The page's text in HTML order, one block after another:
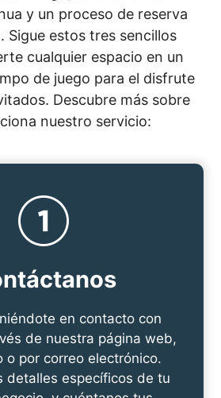
y un proceso de reserva
Sigue estos tres sencillos
cualquier espacio en un
de juego para el disfrute
Descubre más sobre
nuestro servicio:
en contacto con
de nuestra página web,
o por correo electrónico.
detalles específicos de tu